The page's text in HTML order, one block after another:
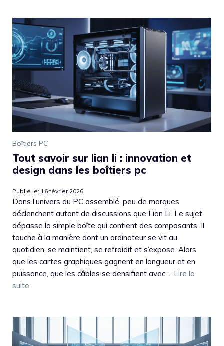
Boîtiers PC
Tout savoir sur lian li : innovation et
design dans les boîtiers pc
Publié le: 16 février 2026
Dans l’univers du PC assemblé, peu de marques
déclenchent autant de discussions que Lian Li. Le sujet
dépasse la simple boîte qui contient des composants. Il
touche à la manière dont un ordinateur se vit au
quotidien, se maintient, se refroidit et s’expose. Alors
que les cartes graphiques gagnent en longueur et en
puissance, que les câbles se densifient avec ... Lire la
suite